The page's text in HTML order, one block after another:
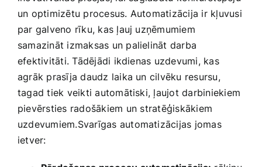
un optimizētu procesus. Automatizācija ir kļuvusi
par‌ galveno rīku, kas ļauj uzņēmumiem
samazināt ‍izmaksas un palielināt darba
efektivitāti. Tādējādi ikdienas uzdevumi, kas
agrāk prasīja daudz ‌laika un cilvēku resursu,
tagad tiek veikti automātiski, ļaujot darbiniekiem
pievērsties radošākiem‌ un⁢ stratēģiskākiem
uzdevumiem.Svarīgas automatizācijas jomas
ietver: